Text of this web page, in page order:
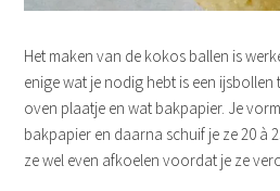
Het maken van de kokos ballen is
enige wat je nodig hebt is een ijsbollen
oven plaatje en wat bakpapier. Je
bakpapier en daarna schuif je ze 20 à
ze wel even afkoelen voordat je ze